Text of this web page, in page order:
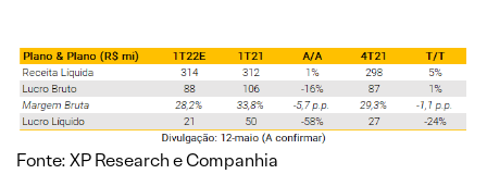
Fonte: XP Research e Companhia